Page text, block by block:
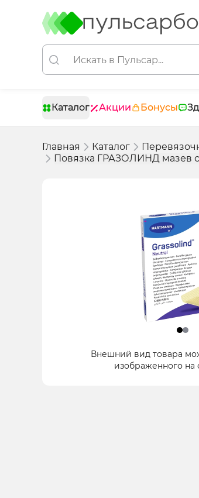
Каталог Акции Бонусы
Главная Каталог
Повязка ГРАЗОЛИНД мазев
Внешний вид товара
изображенного на